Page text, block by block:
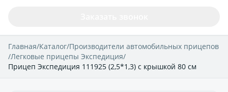
Главная/Каталог/Производители автомобильных прицепов
/Легковые прицепы Экспедиция/
Прицеп Экспедиция 111925 (2,5*1,3) с крышкой 80 см